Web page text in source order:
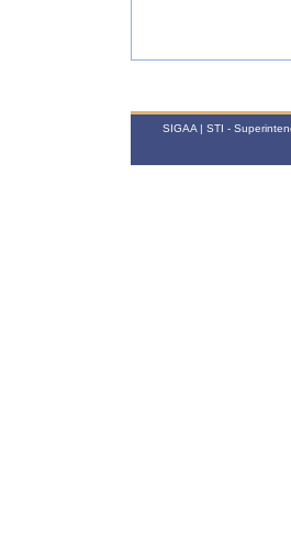
SIGAA | STI -